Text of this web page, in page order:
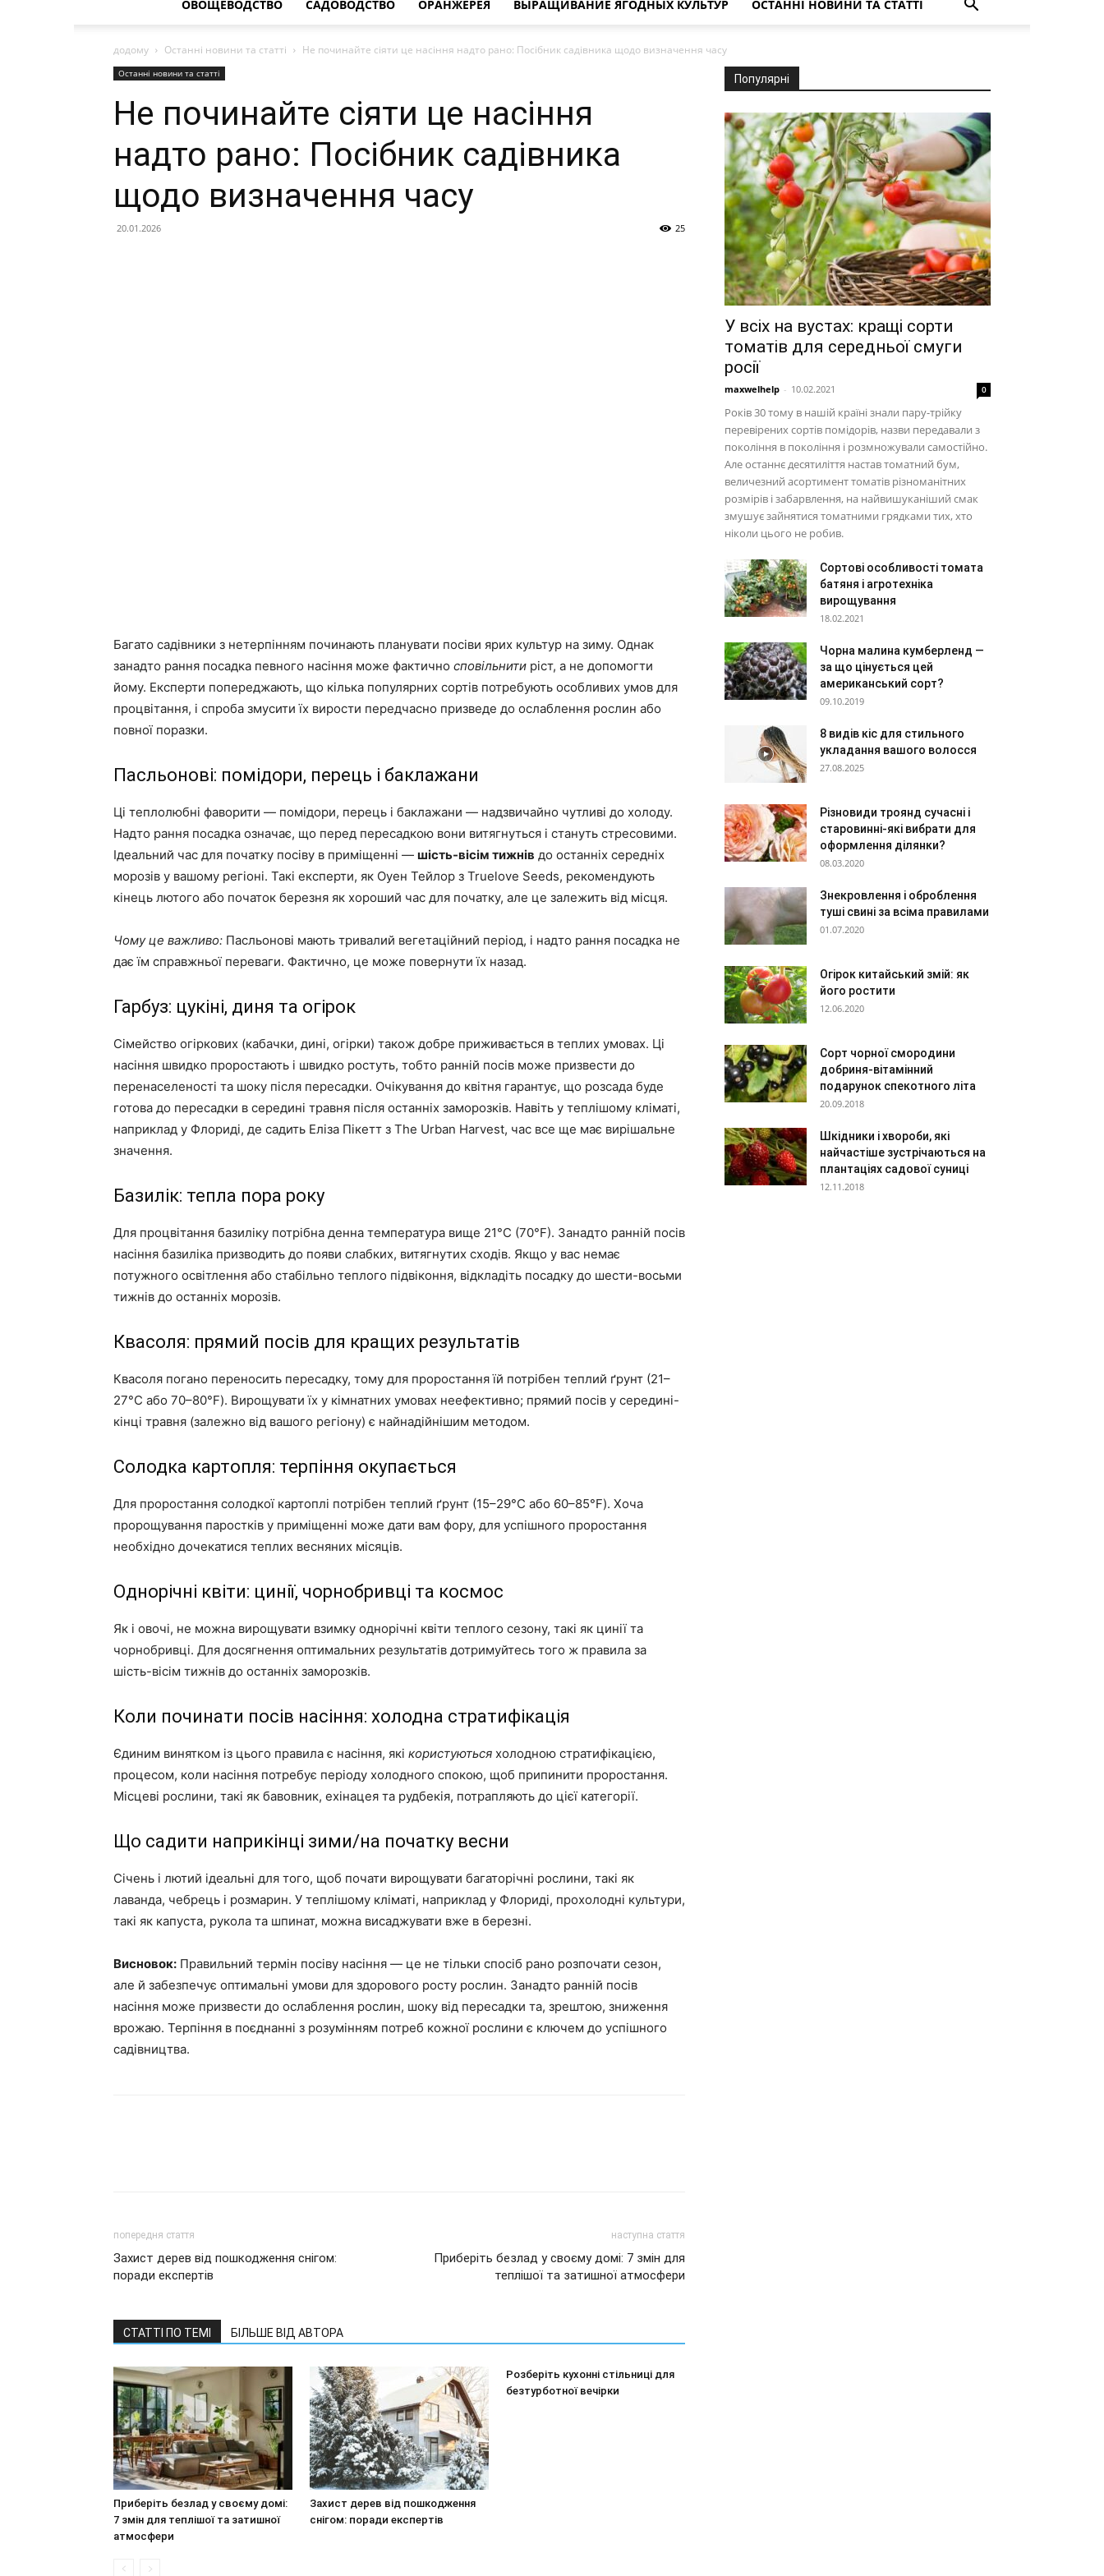
ОВОЩЕВОДСТВО САДОВОДСТВО ОРАНЖЕРЕЯ ВЫРАЩИВАНИЕ ЯГОДНЫХ КУЛЬТУР ОСТАННІ НОВИНИ ТА СТАТТІ
додому Останні новини та статті Не починайте сіяти це насіння надто рано: Посібник садівника щодо визначення часу
Останні новини та статті
Не починайте сіяти це насіння
надто рано: Посібник садівника
щодо визначення часу
20.01.2026 25
Багато садівники з нетерпінням починають планувати посіви ярих культур на зиму. Однак
занадто рання посадка певного насіння може фактично сповільнити ріст, а не допомогти
йому. Експерти попереджають, що кілька популярних сортів потребують особливих умов для
процвітання, і спроба змусити їх вирости передчасно призведе до ослаблення рослин або
повної поразки.
Пасльонові: помідори, перець і баклажани
Ці теплолюбні фаворити — помідори, перець і баклажани — надзвичайно чутливі до холоду.
Надто рання посадка означає, що перед пересадкою вони витягнуться і стануть стресовими.
Ідеальний час для початку посіву в приміщенні — шість-вісім тижнів до останніх середніх
морозів у вашому регіоні. Такі експерти, як Оуен Тейлор з Truelove Seeds, рекомендують
кінець лютого або початок березня як хороший час для початку, але це залежить від місця.
Чому це важливо: Пасльонові мають тривалий вегетаційний період, і надто рання посадка не
дає їм справжньої переваги. Фактично, це може повернути їх назад.
Гарбуз: цукіні, диня та огірок
Сімейство огіркових (кабачки, дині, огірки) також добре приживається в теплих умовах. Ці
насіння швидко проростають і швидко ростуть, тобто ранній посів може призвести до
перенаселеності та шоку після пересадки. Очікування до квітня гарантує, що розсада буде
готова до пересадки в середині травня після останніх заморозків. Навіть у теплішому кліматі,
наприклад у Флориді, де садить Еліза Пікетт з The Urban Harvest, час все ще має вирішальне
значення.
Базилік: тепла пора року
Для процвітання базиліку потрібна денна температура вище 21°C (70°F). Занадто ранній посів
насіння базиліка призводить до появи слабких, витягнутих сходів. Якщо у вас немає
потужного освітлення або стабільно теплого підвіконня, відкладіть посадку до шести-восьми
тижнів до останніх морозів.
Квасоля: прямий посів для кращих результатів
Квасоля погано переносить пересадку, тому для проростання їй потрібен теплий ґрунт (21–
27°C або 70–80°F). Вирощувати їх у кімнатних умовах неефективно; прямий посів у середині-
кінці травня (залежно від вашого регіону) є найнадійнішим методом.
Солодка картопля: терпіння окупається
Для проростання солодкої картоплі потрібен теплий ґрунт (15–29°C або 60–85°F). Хоча
пророщування паростків у приміщенні може дати вам фору, для успішного проростання
необхідно дочекатися теплих весняних місяців.
Однорічні квіти: цинії, чорнобривці та космос
Як і овочі, не можна вирощувати взимку однорічні квіти теплого сезону, такі як цинії та
чорнобривці. Для досягнення оптимальних результатів дотримуйтесь того ж правила за
шість-вісім тижнів до останніх заморозків.
Коли починати посів насіння: холодна стратифікація
Єдиним винятком із цього правила є насіння, які користуються холодною стратифікацією,
процесом, коли насіння потребує періоду холодного спокою, щоб припинити проростання.
Місцеві рослини, такі як бавовник, ехінацея та рудбекія, потрапляють до цієї категорії.
Що садити наприкінці зими/на початку весни
Січень і лютий ідеальні для того, щоб почати вирощувати багаторічні рослини, такі як
лаванда, чебрець і розмарин. У теплішому кліматі, наприклад у Флориді, прохолодні культури,
такі як капуста, рукола та шпинат, можна висаджувати вже в березні.
Висновок: Правильний термін посіву насіння — це не тільки спосіб рано розпочати сезон,
але й забезпечує оптимальні умови для здорового росту рослин. Занадто ранній посів
насіння може призвести до ослаблення рослин, шоку від пересадки та, зрештою, зниження
врожаю. Терпіння в поєднанні з розумінням потреб кожної рослини є ключем до успішного
садівництва.
попередня стаття
Захист дерев від пошкодження снігом:
поради експертів
наступна стаття
Приберіть безлад у своєму домі: 7 змін для
теплішої та затишної атмосфери
СТАТТІ ПО ТЕМІ БІЛЬШЕ ВІД АВТОРА
Приберіть безлад у своєму домі:
7 змін для теплішої та затишної
атмосфери
Захист дерев від пошкодження
снігом: поради експертів
Розберіть кухонні стільниці для
безтурботної вечірки
Популярні
У всіх на вустах: кращі сорти
томатів для середньої смуги
росії
maxwelhelp - 10.02.2021 0
Років 30 тому в нашій країні знали пару-трійку
перевірених сортів помідорів, назви передавали з
покоління в покоління і розмножували самостійно.
Але останнє десятиліття настав томатний бум,
величезний асортимент томатів різноманітних
розмірів і забарвлення, на найвишуканіший смак
змушує зайнятися томатними грядками тих, хто
ніколи цього не робив.
Сортові особливості томата
батяня і агротехніка
вирощування
18.02.2021
Чорна малина кумберленд —
за що цінується цей
американський сорт?
09.10.2019
8 видів кіс для стильного
укладання вашого волосся
27.08.2025
Різновиди троянд сучасні і
старовинні-які вибрати для
оформлення ділянки?
08.03.2020
Знекровлення і оброблення
туші свині за всіма правилами
01.07.2020
Огірок китайський змій: як
його ростити
12.06.2020
Сорт чорної смородини
добриня-вітамінний
подарунок спекотного літа
20.09.2018
Шкідники і хвороби, які
найчастіше зустрічаються на
плантаціях садової суниці
12.11.2018